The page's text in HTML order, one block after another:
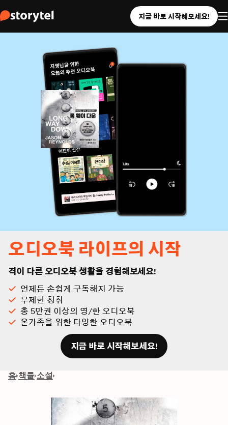
지금 바로 시작해보세요!
오디오북 라이프의 시작
격이 다른 오디오북 생활을 경험해보세요!
언제든 손쉽게 구독해지 가능
무제한 청취
총 5만권 이상의 영/한 오디오북
온가족을 위한 다양한 오디오북
지금 바로 시작해보세요!
홈 책들 소설